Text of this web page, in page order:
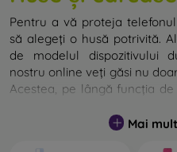
Pentru a vă proteja
să alegeți o husă potrivită.
de modelul dispozitivului
nostru online veți găsi nu
Acestea, pe lângă funcția
Capacul pentru telefon
Mai